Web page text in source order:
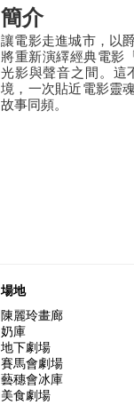
簡介
讓電影走進城市，以
將重新演繹經典電影
光影與聲音之間。這
境，一次貼近電影靈
故事同頻。
場地
陳麗玲畫廊
奶庫
地下劇場
賽馬會劇場
藝穗會冰庫
美食劇場